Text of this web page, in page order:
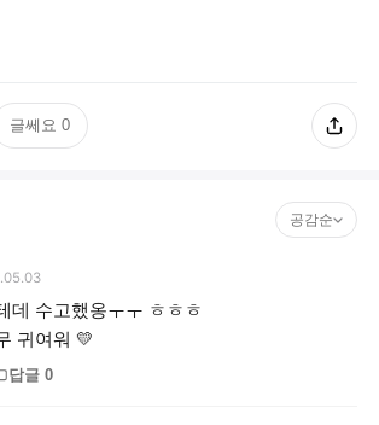
글쎄요 0
공감순
데 수고했옹ㅜㅜ ㅎㅎㅎ
귀여워 💛
답글 0